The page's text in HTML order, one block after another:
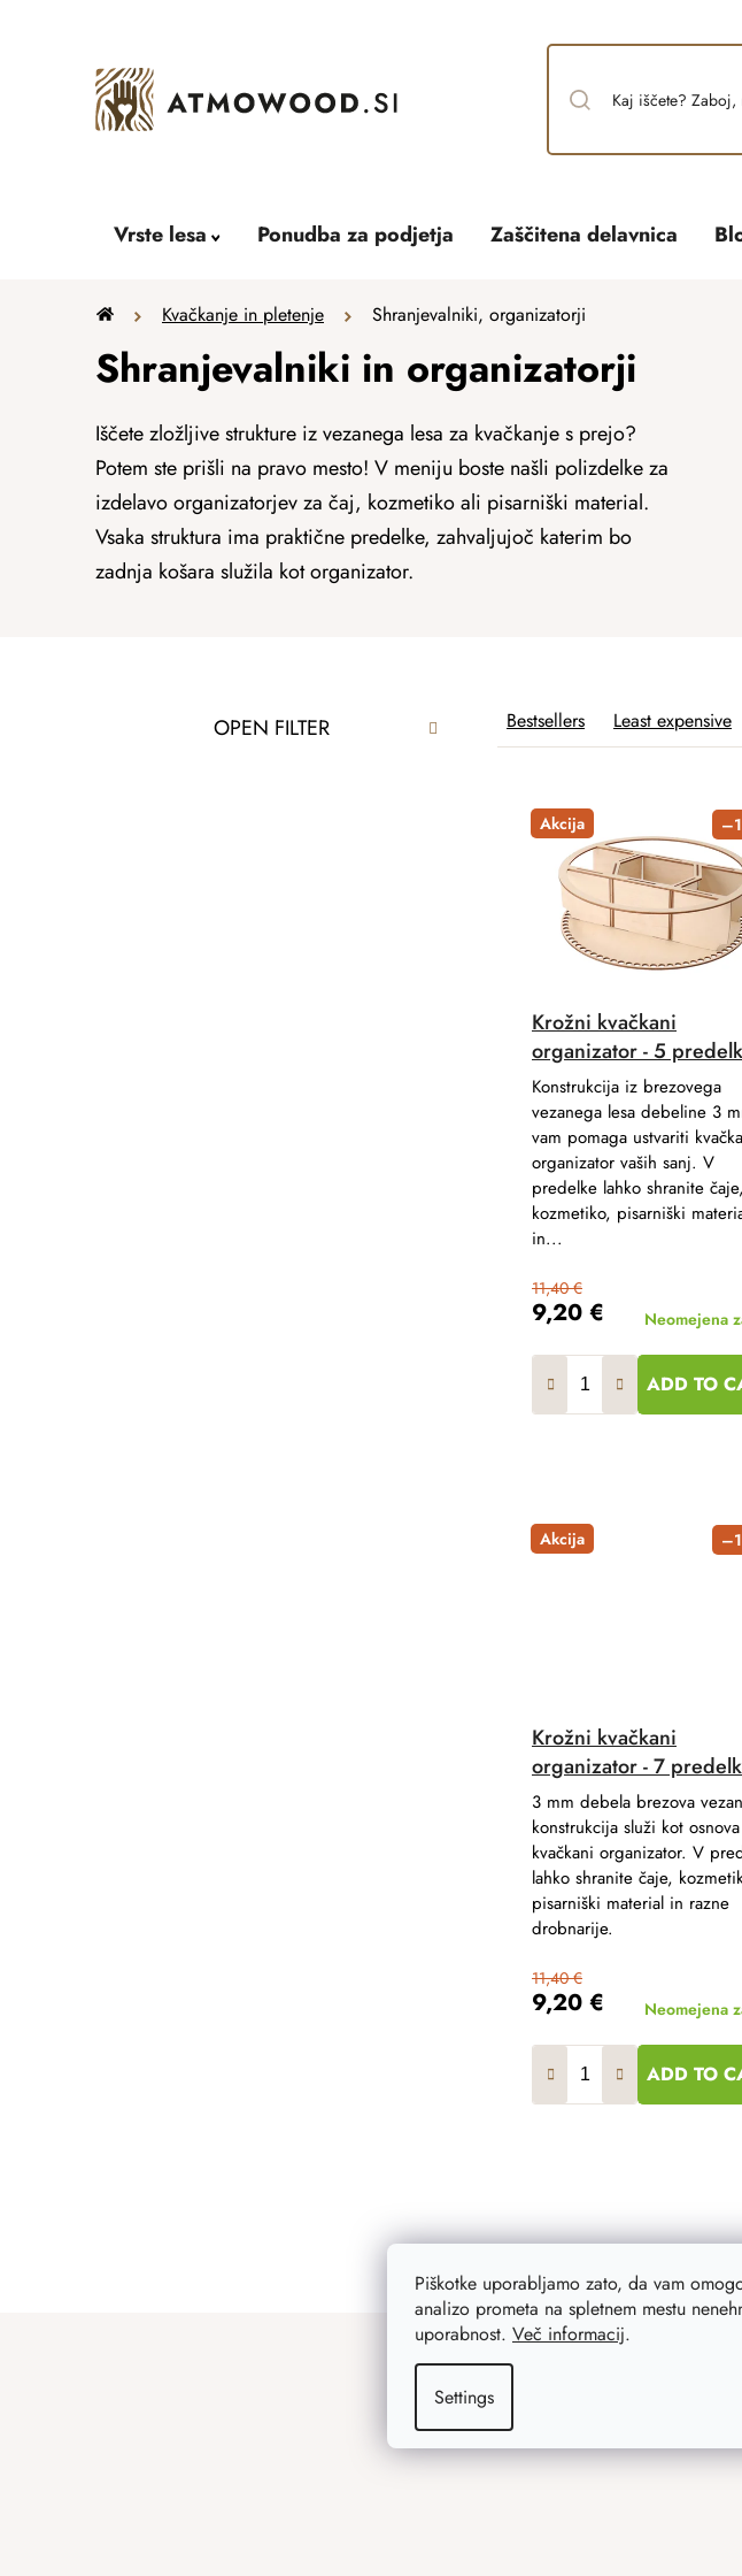
Piškotke uporabljamo zato, da vam
analizo prometa na spletnem mestu
uporabnost. Več informacij.
Settings
Vrste lesa Ponudba za podjetja Zaščitena delavnica
Home Kvačkanje in pletenje Shranjevalniki, organizatorji
Shranjevalniki in organizatorji
Iščete zložljive strukture iz vezanega lesa za kvačkanje s prejo?
Potem ste prišli na pravo mesto! V meniju boste našli polizdelke za
izdelavo organizatorjev za čaj, kozmetiko ali pisarniški material.
Vsaka struktura ima praktične predelke, zahvaljujoč katerim bo
zadnja košara služila kot organizator.
OPEN FILTER P
rBestsellers Least expensive
Akcija
Krožni kvačkani
organizator - 5
9,20 €
11,40 €
Neomejena
ADD TO
Konstrukcija iz brezovega
vezanega lesa debeline 3
vam pomaga ustvariti
organizator vaših sanj. V
predelke lahko shranite čaje,
kozmetiko, pisarniški
in...
Akcija
Krožni kvačkani
organizator - 7
9,20 €
11,40 €
Neomejena
ADD TO
3 mm debela brezova
konstrukcija služi kot
kvačkani organizator. V
lahko shranite čaje,
pisarniški material in razne
drobnarije.